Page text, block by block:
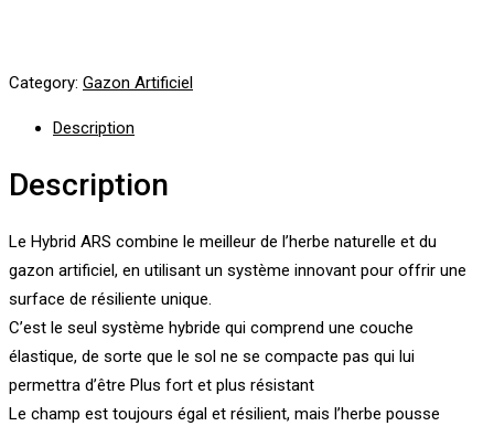
Category: Gazon Artificiel
Description
Description
Le Hybrid ARS combine le meilleur de l’herbe naturelle et du
gazon artificiel, en utilisant un système innovant pour offrir une
surface de résiliente unique.
C’est le seul système hybride qui comprend une couche
élastique, de sorte que le sol ne se compacte pas qui lui
permettra d’être Plus fort et plus résistant
Le champ est toujours égal et résilient, mais l’herbe pousse